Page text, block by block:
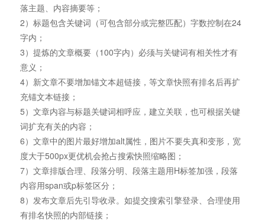
落主题、内容摘要等；
2）标题包含关键词（可包含部分或完整匹配）字数控制在24
字内；
3）提炼的文章概要（100字内）必须与关键词有相关性才有
意义；
4）新文章不要增加锚文本超链接，等文章快照有排名后再扩
充锚文本链接；
5）文章内容与标题关键词相呼应，建立关联，也可根据关键
词扩充有关的内容；
6）文章中的图片最好增加alt属性，图片不要失真和变形，宽
度大于500px更优机会抢占搜索快照缩略图；
7）文章排版合理、段落分明、段落主题用H标签加强，段落
内容用span或p标签区分；
8）发布文章后先引导收录。如提交搜索引擎登录、合理使用
有排名快照的内部链接；